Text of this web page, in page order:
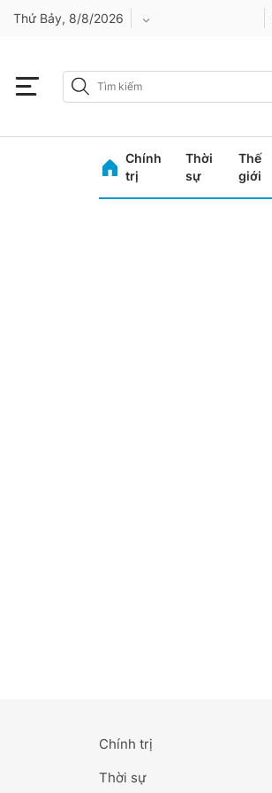
Thứ Bảy, 8/8/2026
Bình Phước
Đắk Lắk
Chính
trị
Thời
sự
Thế
giới
Chính trị
Thời sự